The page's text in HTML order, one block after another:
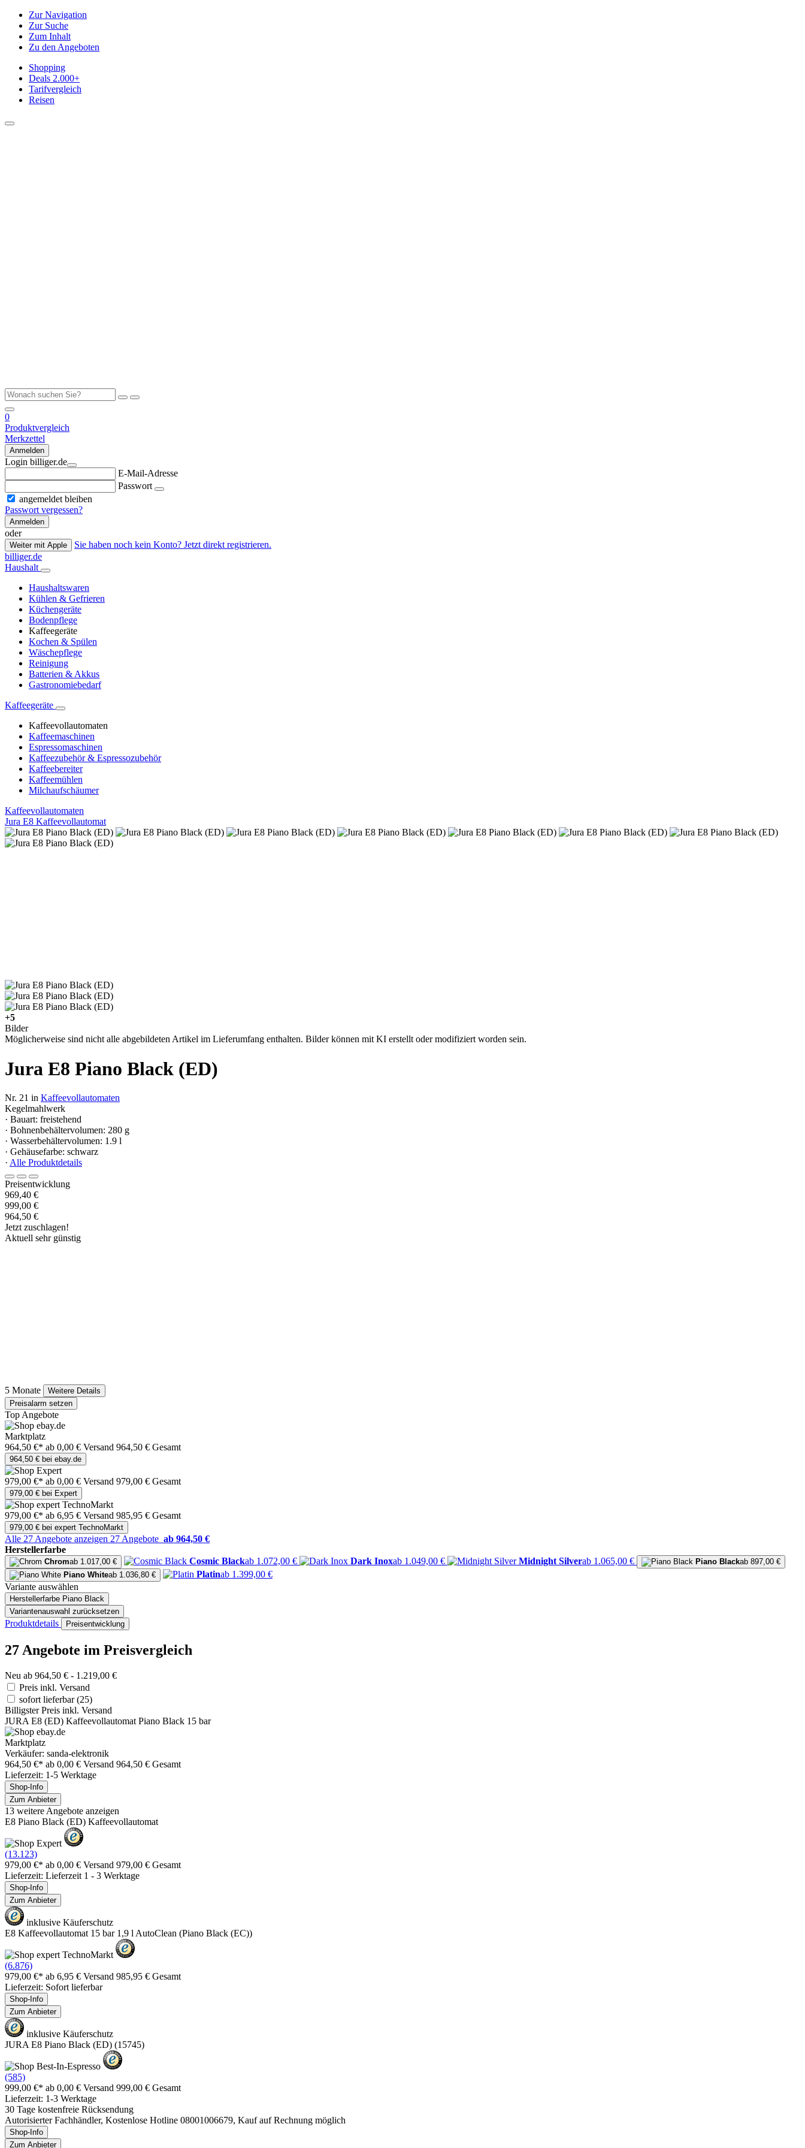
Zur Navigation
Zur Suche
Zum Inhalt
Zu den Angeboten
Shopping
Deals 2.000+
Tarifvergleich
Reisen
0
Produktvergleich
Merkzettel
Anmelden
Login billiger.de
E-Mail-Adresse
Passwort
angemeldet bleiben
Passwort vergessen?
Anmelden
oder
Weiter mit Apple
Sie haben noch kein Konto? Jetzt direkt registrieren.
billiger.de
Haushalt
Haushaltswaren
Kühlen & Gefrieren
Küchengeräte
Bodenpflege
Kaffeegeräte
Kochen & Spülen
Wäschepflege
Reinigung
Batterien & Akkus
Gastronomiebedarf
Kaffeegeräte
Kaffeevollautomaten
Kaffeemaschinen
Espressomaschinen
Kaffeezubehör & Espressozubehör
Kaffeebereiter
Kaffeemühlen
Milchaufschäumer
Kaffeevollautomaten
Jura E8 Kaffeevollautomat
+5
Bilder
Möglicherweise sind nicht alle abgebildeten Artikel im Lieferumfang enthalten. Bilder können mit KI erstellt oder modifiziert worden sein.
Jura E8 Piano Black (ED)
Nr. 21 in Kaffeevollautomaten
Kegelmahlwerk
· Bauart: freistehend
· Bohnenbehältervolumen: 280 g
· Wasserbehältervolumen: 1.9 l
· Gehäusefarbe: schwarz
· Alle Produktdetails
Preisentwicklung
969,40 €
999,00 €
964,50 €
Jetzt zuschlagen!
Aktuell sehr günstig
5 Monate
Weitere Details
Preisalarm setzen
Top Angebote
Marktplatz
964,50 €* ab 0,00 € Versand 964,50 € Gesamt
964,50 € bei ebay.de
979,00 €* ab 0,00 € Versand 979,00 € Gesamt
979,00 € bei Expert
979,00 €* ab 6,95 € Versand 985,95 € Gesamt
979,00 € bei expert TechnoMarkt
Alle 27 Angebote anzeigen 27 Angebote ab 964,50 €
Herstellerfarbe
Chromab 1.017,00 € Cosmic Blackab 1.072,00 € Dark Inoxab 1.049,00 € Midnight Silverab 1.065,00 € Piano Blackab 897,00 €
Piano Whiteab 1.036,80 € Platinab 1.399,00 €
Variante auswählen
Herstellerfarbe Piano Black
Variantenauswahl zurücksetzen
Produktdetails Preisentwicklung
27 Angebote im Preisvergleich
Neu ab 964,50 € - 1.219,00 €
Preis inkl. Versand
sofort lieferbar(25)
Billigster Preis inkl. Versand
JURA E8 (ED) Kaffeevollautomat Piano Black 15 bar
Marktplatz
Verkäufer: sanda-elektronik
964,50 €* ab 0,00 € Versand 964,50 € Gesamt
Lieferzeit: 1-5 Werktage
Shop-Info
Zum Anbieter
13 weitere Angebote anzeigen
E8 Piano Black (ED) Kaffeevollautomat
(13.123)
979,00 €* ab 0,00 € Versand 979,00 € Gesamt
Lieferzeit: Lieferzeit 1 - 3 Werktage
Shop-Info
Zum Anbieter
inklusive Käuferschutz
E8 Kaffeevollautomat 15 bar 1,9 l AutoClean (Piano Black (EC))
(6.876)
979,00 €* ab 6,95 € Versand 985,95 € Gesamt
Lieferzeit: Sofort lieferbar
Shop-Info
Zum Anbieter
inklusive Käuferschutz
JURA E8 Piano Black (ED) (15745)
(585)
999,00 €* ab 0,00 € Versand 999,00 € Gesamt
Lieferzeit: 1-3 Werktage
30 Tage kostenfreie Rücksendung
Autorisierter Fachhändler, Kostenlose Hotline 08001006679, Kauf auf Rechnung möglich
Shop-Info
Zum Anbieter